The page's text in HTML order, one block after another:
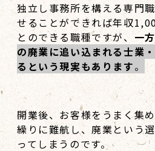
独立し事務所を構える専門
せることができれば年収
とのできる職種ですが、一
の廃業に追い込まれる士業
るという現実もあります。
開業後、お客様をうまく集
繰りに難航し、廃業という
ってしまうのです。